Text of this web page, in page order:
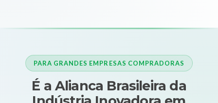
PARA GRANDES EMPRESAS COMPRADORAS
É a Alianca Brasileira da